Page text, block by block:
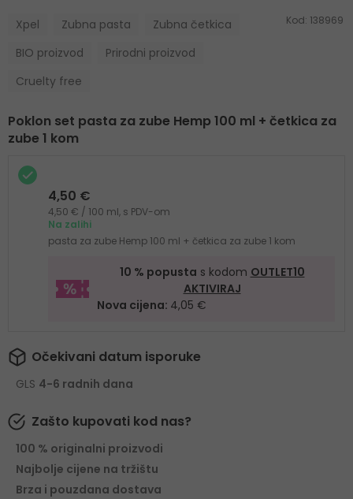
Xpel Zubna pasta
Zubna četkica
BIO proizvod
Prirodni proizvod
Cruelty free
Kod: 138969
Poklon set pasta za zube Hemp 100 ml + četkica za
zube 1 kom
pasta za zube Hemp 100 ml + četkica za zube 1 kom
4,50 €
4,50 € / 100 ml, s PDV-om
Na zalihi
10 % popusta s kodom OUTLET10
AKTIVIRAJ
Nova cijena: 4,05 €
Očekivani datum isporuke
GLS 4-6 radnih dana
Zašto kupovati kod nas?
100 % originalni proizvodi
Najbolje cijene na tržištu
Brza i pouzdana dostava